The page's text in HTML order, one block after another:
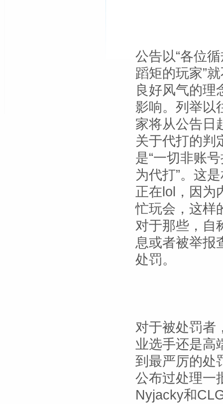
公告以“各位
蹈矩的玩家”
良好风气的理
影响。列举以
家将从公告日
关于代打的判
是“一切非账
为代打”。这
正在lol，因为
忙玩会，这样
对于那些，自
息或者被举报
处罚。
对于被处罚者
业选手还是高
到最严厉的处
公布过处理一
Nyjacky和